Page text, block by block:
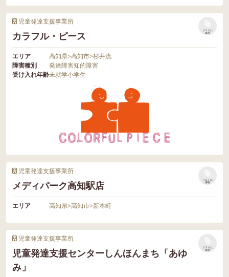
児童発達支援事業所
カラフル・ピース
リストに
保存
エリア 高知県>高知市>杉井流
障害種別
発達障害知的障害
受け入れ年齢未就学小学生
児童発達支援事業所
メディパーク高知駅店
リストに
保存
エリア 高知県>高知市>新本町
児童発達支援事業所
児童発達支援センターしんほんまち「あゆ
み」
リストに
保存